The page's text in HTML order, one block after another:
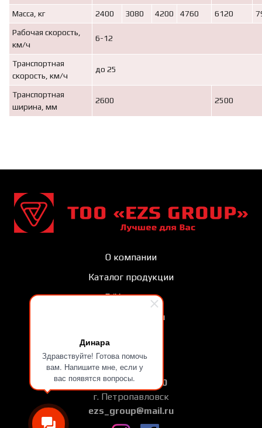
Динара
Здравствуйте! Готова помочь
вам. Напишите мне, если у
вас появятся вопросы.
Масса, кг 2400 3080 4200 4760 6120
Рабочая скорость,
км/ч
6-12
Транспортная
скорость, км/ч
до 25
Транспортная
ширина, мм
2600 2500
О компании
Каталог продукции
Б/У техника
Запасные части
Вакансии
+7 775 727 90 70
г. Петропавловск
ezs_group@mail.ru